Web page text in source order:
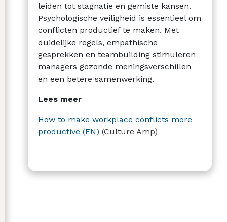
leiden tot stagnatie en gemiste kansen.
Psychologische veiligheid is essentieel om
conflicten productief te maken. Met
duidelijke regels, empathische
gesprekken en teambuilding stimuleren
managers gezonde meningsverschillen
en een betere samenwerking.
Lees meer
How to make workplace conflicts more
productive (EN) (Culture Amp)